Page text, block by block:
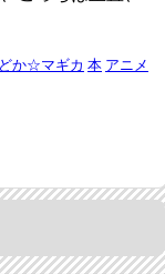
か☆マギカ 本 アニメ